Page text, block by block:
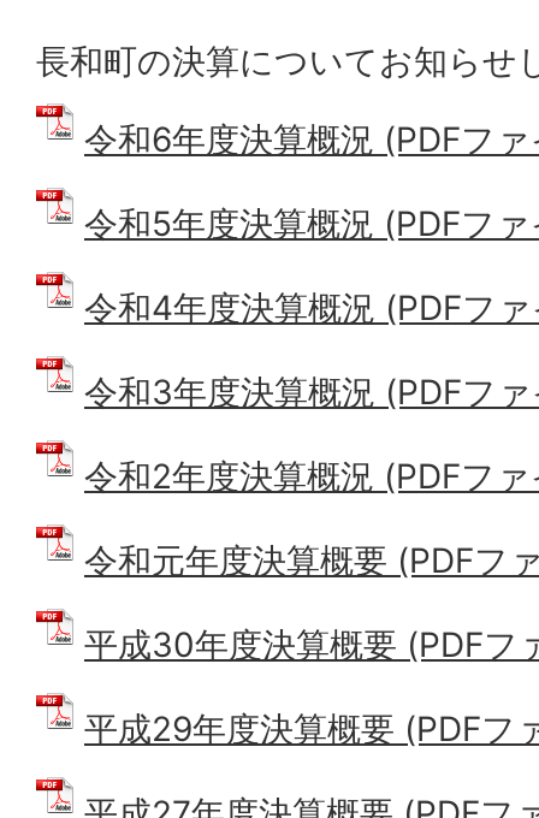
長和町の決算についてお知らせ
令和6年度決算概況 (PDFフ
令和5年度決算概況 (PDFフ
令和4年度決算概況 (PDFフ
令和3年度決算概況 (PDFフ
令和2年度決算概況 (PDFフ
令和元年度決算概要 (PDFフ
平成30年度決算概要 (PDFフ
平成29年度決算概要 (PDFフ